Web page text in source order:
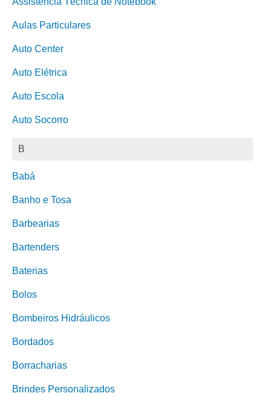
Aulas Particulares
Auto Center
Auto Elétrica
Auto Escola
Auto Socorro
B
Babá
Banho e Tosa
Barbearias
Bartenders
Baterias
Bolos
Bombeiros Hidráulicos
Bordados
Borracharias
Brindes Personalizados